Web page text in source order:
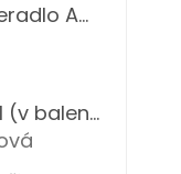
Bavlnené jersey prestieradlo Amber zelené Decoking
WELLTEN PLUS 22cm 1+1 (v balení 2 ks)